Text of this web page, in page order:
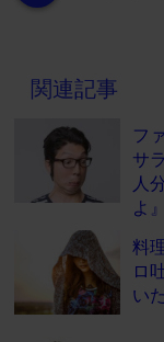
関連記事
フ
サ
人
よ
料
ロ
い